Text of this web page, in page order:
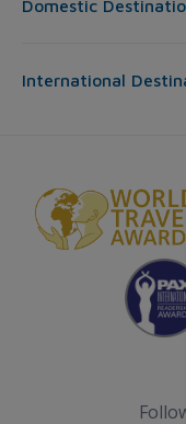
Domestic
International